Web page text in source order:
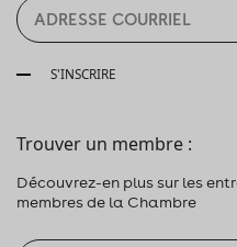
S'INSCRIRE
Trouver un membre :
Découvrez-en plus sur les
membres de la Chambre